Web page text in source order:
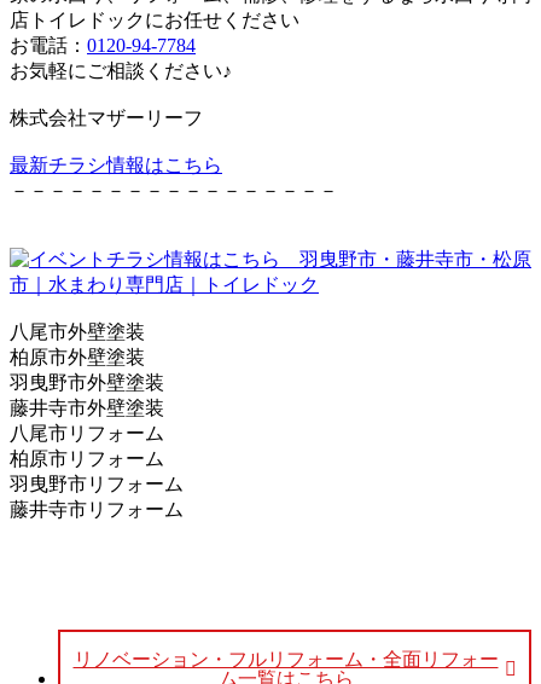
店トイレドックにお任せください
お電話： 0120-94-7784
お気軽にご相談ください♪
株式会社マザーリーフ
最新チラシ情報はこちら
－－－－－－－－－－－－－－－－－
八尾市外壁塗装
柏原市外壁塗装
羽曳野市外壁塗装
藤井寺市外壁塗装
八尾市リフォーム
柏原市リフォーム
羽曳野市リフォーム
藤井寺市リフォーム
リノベーション・フルリフォーム・全面リフォー
ム一覧はこちら